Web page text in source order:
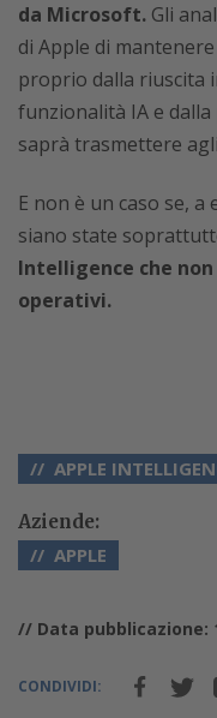
da Microsoft. Gli
di Apple di
proprio dalla riuscita
funzionalità IA e
saprà trasmettere
E non è un caso se, a
siano state
Intelligence che
operativi.
APPLE
Aziende:
APPLE
// Data pubblicazione:
CONDIVIDI: